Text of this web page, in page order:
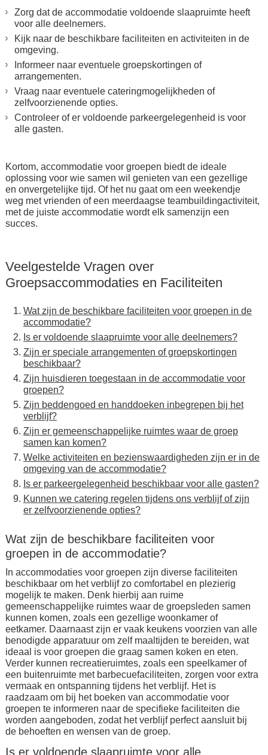
Zorg dat de accommodatie voldoende slaapruimte heeft
voor alle deelnemers.
Kijk naar de beschikbare faciliteiten en activiteiten in de
omgeving.
Informeer naar eventuele groepskortingen of
arrangementen.
Vraag naar eventuele cateringmogelijkheden of
zelfvoorzienende opties.
Controleer of er voldoende parkeergelegenheid is voor
alle gasten.
Kortom, accommodatie voor groepen biedt de ideale
oplossing voor wie samen wil genieten van een gezellige
en onvergetelijke tijd. Of het nu gaat om een weekendje
weg met vrienden of een meerdaagse teambuildingactiviteit,
met de juiste accommodatie wordt elk samenzijn een
succes.
Veelgestelde Vragen over
Groepsaccommodaties en Faciliteiten
Wat zijn de beschikbare faciliteiten voor groepen in de
accommodatie?
Is er voldoende slaapruimte voor alle deelnemers?
Zijn er speciale arrangementen of groepskortingen
beschikbaar?
Zijn huisdieren toegestaan in de accommodatie voor
groepen?
Zijn beddengoed en handdoeken inbegrepen bij het
verblijf?
Zijn er gemeenschappelijke ruimtes waar de groep
samen kan komen?
Welke activiteiten en bezienswaardigheden zijn er in de
omgeving van de accommodatie?
Is er parkeergelegenheid beschikbaar voor alle gasten?
Kunnen we catering regelen tijdens ons verblijf of zijn
er zelfvoorzienende opties?
Wat zijn de beschikbare faciliteiten voor
groepen in de accommodatie?
In accommodaties voor groepen zijn diverse faciliteiten
beschikbaar om het verblijf zo comfortabel en plezierig
mogelijk te maken. Denk hierbij aan ruime
gemeenschappelijke ruimtes waar de groepsleden samen
kunnen komen, zoals een gezellige woonkamer of
eetkamer. Daarnaast zijn er vaak keukens voorzien van alle
benodigde apparatuur om zelf maaltijden te bereiden, wat
ideaal is voor groepen die graag samen koken en eten.
Verder kunnen recreatieruimtes, zoals een speelkamer of
een buitenruimte met barbecuefaciliteiten, zorgen voor extra
vermaak en ontspanning tijdens het verblijf. Het is
raadzaam om bij het boeken van accommodatie voor
groepen te informeren naar de specifieke faciliteiten die
worden aangeboden, zodat het verblijf perfect aansluit bij
de behoeften en wensen van de groep.
Is er voldoende slaapruimte voor alle